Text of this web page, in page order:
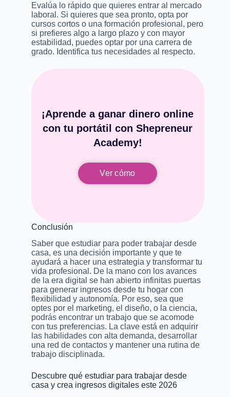
Evalúa lo rápido que quieres entrar al mercado
laboral. Si quieres que sea pronto, opta por
cursos cortos o una formación profesional, pero
si prefieres algo a largo plazo y con mayor
estabilidad, puedes optar por una carrera de
grado. Identifica tus necesidades al respecto.
¡Aprende a ganar dinero online
con tu portátil con Shepreneur
Academy!
Ver cómo
Conclusión
Saber que estudiar para poder trabajar desde
casa, es una decisión importante y que te
ayudará a hacer una estrategia y transformar tu
vida profesional. De la mano con los avances
de la era digital se han abierto infinitas puertas
para generar ingresos desde tu hogar con
flexibilidad y autonomía. Por eso, sea que
optes por el marketing, el diseño, o la ciencia,
podrás encontrar un trabajo que se acomode
con tus preferencias. La clave está en adquirir
las habilidades con alta demanda, desarrollar
una red de contactos y mantener una rutina de
trabajo disciplinada.
Descubre qué estudiar para trabajar desde
casa y crea ingresos digitales este 2026